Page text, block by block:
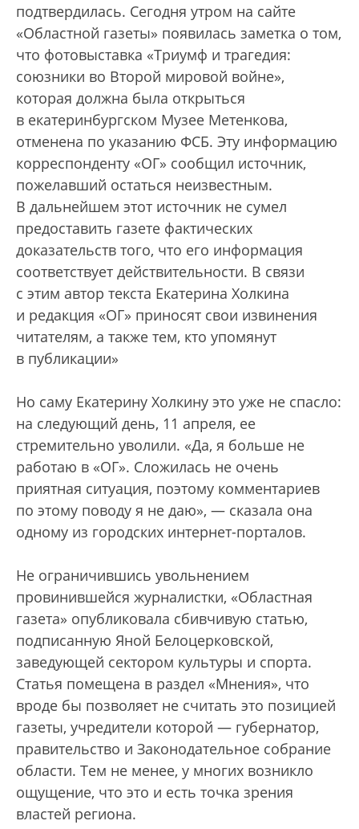
подтвердилась. Сегодня утром на сайте
«Областной газеты» появилась заметка о том,
что фотовыставка «Триумф и трагедия:
союзники во Второй мировой войне»,
которая должна была открыться
в екатеринбургском Музее Метенкова,
отменена по указанию ФСБ. Эту информацию
корреспонденту «ОГ» сообщил источник,
пожелавший остаться неизвестным.
В дальнейшем этот источник не сумел
предоставить газете фактических
доказательств того, что его информация
соответствует действительности. В связи
с этим автор текста Екатерина Холкина
и редакция «ОГ» приносят свои извинения
читателям, а также тем, кто упомянут
в публикации»
Но саму Екатерину Холкину это уже не спасло:
на следующий день, 11 апреля, ее
стремительно уволили. «Да, я больше не
работаю в «ОГ». Сложилась не очень
приятная ситуация, поэтому комментариев
по этому поводу я не даю», — сказала она
одному из городских интернет-порталов.
Не ограничившись увольнением
провинившейся журналистки, «Областная
газета» опубликовала сбивчивую статью,
подписанную Яной Белоцерковской,
заведующей сектором культуры и спорта.
Статья помещена в раздел «Мнения», что
вроде бы позволяет не считать это позицией
газеты, учредители которой — губернатор,
правительство и Законодательное собрание
области. Тем не менее, у многих возникло
ощущение, что это и есть точка зрения
властей региона.